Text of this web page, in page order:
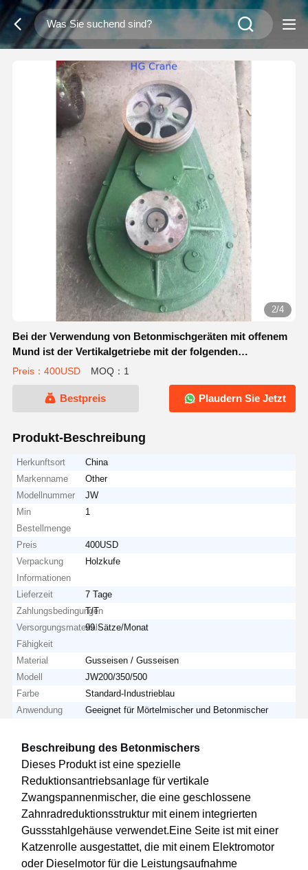
2/4
Bei der Verwendung von Betonmischgeräten mit offenem
Mund ist der Vertikalgetriebe mit der folgenden
Eigenschaft zu versehen:
Preis：400USD MOQ：1
Bestpreis Plaudern Sie Jetzt
Produkt-Beschreibung
Herkunftsort
China
Markenname
Other
Modellnummer
JW
Min
Bestellmenge
1
Preis
400USD
Verpackung
Informationen
Holzkufe
Lieferzeit
7 Tage
Zahlungsbedingungen
T/T
Versorgungsmaterial-
Fähigkeit
99 Sätze/Monat
Material
Gusseisen / Gusseisen
Modell
JW200/350/500
Farbe
Standard-Industrieblau
Anwendung
Geeignet für Mörtelmischer und Betonmischer
Beschreibung des Betonmischers
Dieses Produkt ist eine spezielle
Reduktionsantriebsanlage für vertikale
Zwangspannenmischer, die eine geschlossene
Zahnradreduktionsstruktur mit einem integrierten
Gussstahlgehäuse verwendet.Eine Seite ist mit einer
Katzenrolle ausgestattet, die mit einem Elektromotor
oder Dieselmotor für die Leistungsaufnahme